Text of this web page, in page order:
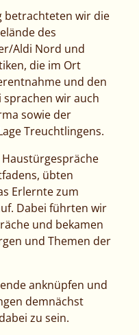
betrachteten wir die
des
Aldi Nord und
die im Ort
und den
wir auch
sowie der
Treuchtlingens.
übten
Erlernte zum
Dabei führten wir
und bekamen
und Themen der
anknüpfen und
demnächst
zu sein.